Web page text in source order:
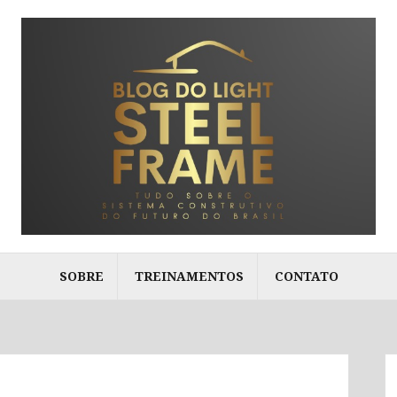
SOBRE TREINAMENTOS CONTATO